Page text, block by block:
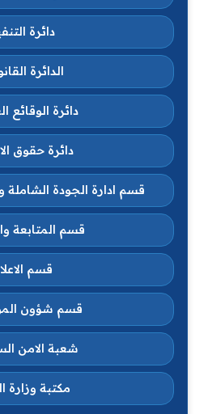
دائرة
الدائرة
دائرة الوقائع
دائرة حقوق
قسم ادارة الجودة
قسم المتابعة
قسم
قسم شؤون
شعبة الامن
مكتبة وزارة